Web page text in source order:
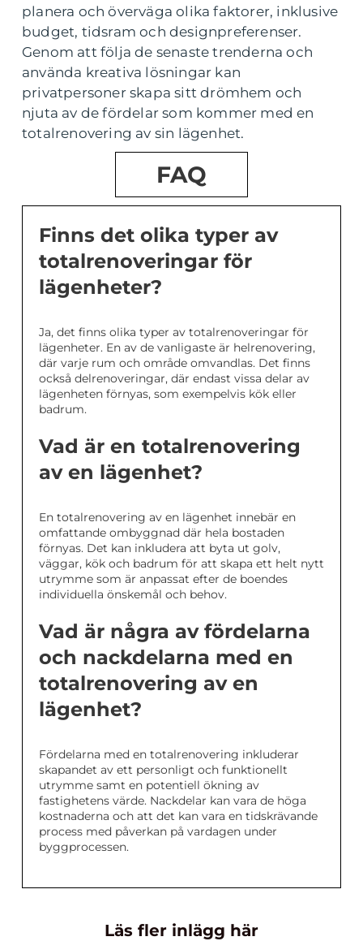
planera och överväga olika faktorer, inklusive
budget, tidsram och designpreferenser.
Genom att följa de senaste trenderna och
använda kreativa lösningar kan
privatpersoner skapa sitt drömhem och
njuta av de fördelar som kommer med en
totalrenovering av sin lägenhet.
FAQ
Finns det olika typer av
totalrenoveringar för
lägenheter?
Ja, det finns olika typer av totalrenoveringar för
lägenheter. En av de vanligaste är helrenovering,
där varje rum och område omvandlas. Det finns
också delrenoveringar, där endast vissa delar av
lägenheten förnyas, som exempelvis kök eller
badrum.
Vad är en totalrenovering
av en lägenhet?
En totalrenovering av en lägenhet innebär en
omfattande ombyggnad där hela bostaden
förnyas. Det kan inkludera att byta ut golv,
väggar, kök och badrum för att skapa ett helt nytt
utrymme som är anpassat efter de boendes
individuella önskemål och behov.
Vad är några av fördelarna
och nackdelarna med en
totalrenovering av en
lägenhet?
Fördelarna med en totalrenovering inkluderar
skapandet av ett personligt och funktionellt
utrymme samt en potentiell ökning av
fastighetens värde. Nackdelar kan vara de höga
kostnaderna och att det kan vara en tidskrävande
process med påverkan på vardagen under
byggprocessen.
Läs fler inlägg här